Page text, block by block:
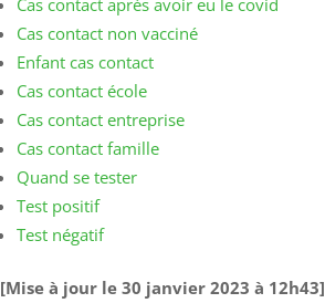
Cas contact après avoir eu le covid
Cas contact non vacciné
Enfant cas contact
Cas contact école
Cas contact entreprise
Cas contact famille
Quand se tester
Test positif
Test négatif
[Mise à jour le 30 janvier 2023 à 12h43]